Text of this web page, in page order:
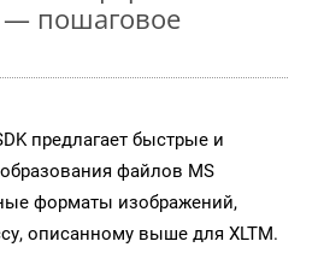
пошаговое
предлагает быстрые и
файлов MS
форматы изображений,
описанному выше для XLTM.